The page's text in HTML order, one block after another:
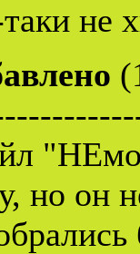
не
но он